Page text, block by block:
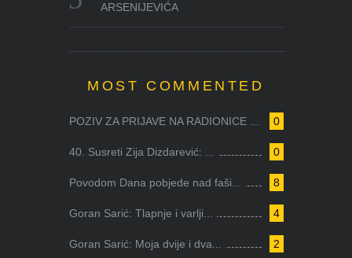
ARSENIJEVIĆA
MOST COMMENTED
0
POZIV ZA PRIJAVE NA RADIONICE ...
0
40. Susreti Zija Dizdarević: ...
8
Povodom Dana pobjede nad faši...
4
Goran Sarić: Tlapnje i varlji...
2
Goran Sarić: Moja dvije i dva...